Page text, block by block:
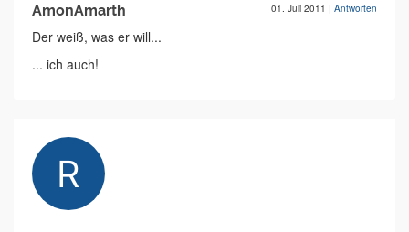
AmonAmarth 01. Juli 2011 | Antworten
Der weiß, was er will...
... ich auch!